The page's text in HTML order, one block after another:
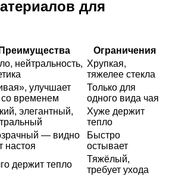
для
Преимущества
Ограничения
нейтральность, Хрупкая,
тяжелее стекла
улучшает
со временем
Только для
одного вида чая
элегантный,
Хуже держит
тепло
— видно
настоя
Быстро
остывает
держит тепло
Тяжёлый,
требует ухода